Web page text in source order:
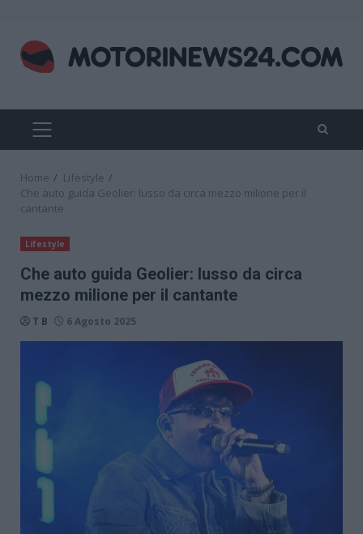
content
PRIMARY
MENU
Home
Lifestyle
Che auto guida Geolier: lusso da circa mezzo milione per il
cantante
Lifestyle
Che auto guida Geolier: lusso da circa
mezzo milione per il cantante
T B 6 Agosto 2025